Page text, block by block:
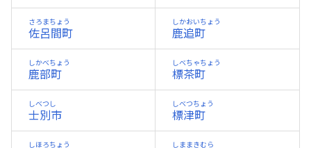
佐呂間町
さろまちょう
鹿追町
しかおいちょう
鹿部町
しかべちょう
標茶町
しべちゃちょう
士別市
しべつし
標津町
しべつちょう
しほろちょう しままきむら